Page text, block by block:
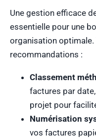
Une gestion efficace
essentielle pour une
organisation optimale.
recommandations :
Classement
factures par
projet pour
Numérisation
vos factures